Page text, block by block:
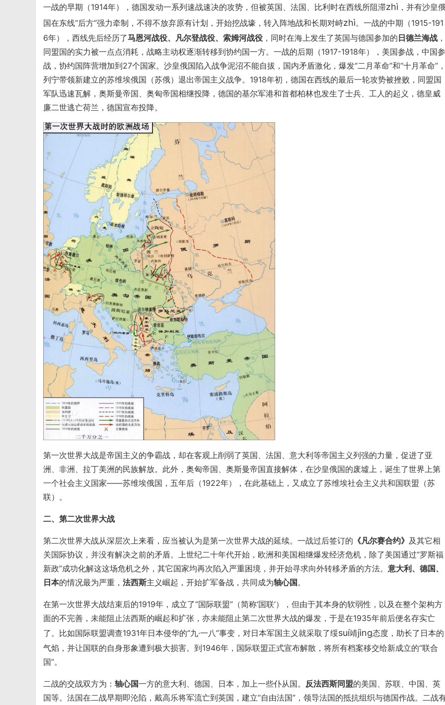
一战的早期（1914年），德国发动一系列速战速决的攻势，但被英国、法国、比利时在西线所阻滞zhì ，并有沙皇
国在东线“后方”强力牵制，不得不放弃原有计划，开始挖战壕，转入阵地战和长期对峙zhì。一战的中期（1915-191
6年），西线先后经历了马恩河战役、凡尔登战役、索姆河战役 ，同时在海上发生了英国与德国参加的 日德兰海战 ，
同盟国的实力被一点点消耗，战略主动权逐渐转移到协约国一方。一战的后期（1917-1918年），美国参战，中国参
战，协约国阵营增加到27个国家。沙皇俄国陷入战争泥沼不能自拔，国内矛盾激化，爆发“二月革命”和“十月革命”
列宁带领新建立的苏维埃俄国（苏俄）退出帝国主义战争。1918年初，德国在西线的最后一轮攻势被挫败，同盟国
军队迅速瓦解，奥斯曼帝国、奥匈帝国相继投降，德国的基尔军港和首都柏林也发生了士兵、工人的起义，德皇威
廉二世逃亡荷兰，德国宣布投降。
第一次世界大战是帝国主义的争霸战，却在客观上削弱了英国、法国、意大利等帝国主义列强的力量，促进了亚
洲、非洲、拉丁美洲的民族解放。此外，奥匈帝国、奥斯曼帝国直接解体，在沙皇俄国的废墟上，诞生了世界上第
一个社会主义国家——苏维埃俄国，五年后（1922年），在此基础上，又成立了苏维埃社会主义共和国联盟（苏
联）。
二、第二次世界大战
第二次世界大战从深层次上来看，应当被认为是第一次世界大战的延续。一战过后签订的 《凡尔赛合约》 及其它相
关国际协议，并没有解决之前的矛盾。上世纪二十年代开始，欧洲和美国相继爆发经济危机，除了美国通过“罗斯福
新政”成功化解这这场危机之外，其它国家均再次陷入严重困境，并开始寻求向外转移矛盾的方法。 意大利、德国、
日本的情况最为严重， 法西斯主义崛起，开始扩军备战，共同成为轴心国。
在第一次世界大战结束后的1919年，成立了“国际联盟”（简称‘国联’），但由于其本身的软弱性，以及在整个架构方
面的不完善，未能阻止法西斯的崛起和扩张，亦未能阻止第二次世界大战的爆发，于是在1935年前后便名存实亡
了。比如国际联盟调查1931年日本侵华的“九·一八”事变，对日本军国主义就采取了绥suí靖jìng态度，助长了日本的
气焰，并让国联的自身形象遭到极大损害。到1946年，国际联盟正式宣布解散，将所有档案移交给新成立的“联合
国”。
二战的交战双方为： 轴心国一方的意大利、德国、日本，加上一些仆从国。 反法西斯同盟的美国、苏联、中国、英
国等。法国在二战早期即沦陷，戴高乐将军流亡到英国，建立“自由法国”，领导法国的抵抗组织与德国作战。二战